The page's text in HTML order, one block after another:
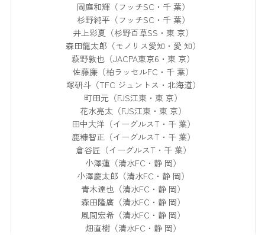
岡庭和輝（フッチSC・千 葉）
杉野純平（フッチSC・千 葉）
井上彩夏（杉野百草SS・東 京）
森田龍太郎（モノリス愛知・愛 知）
萩野敦也（JACPA東京6・東 京）
佐藤廉（柏ラッセルFC・千 葉）
塚研斗（TFC ジュントス・北海道）
町田元（FJS江東・東 京）
花水亮太（FJS江東・東 京）
田中大洋（イーグルスT・千 葉）
鹿糠智正（イーグルスT・千 葉）
倉谷匠（イーグルスT・千 葉）
小澤蓮（清水FC・静 岡）
小澤慶太郎（清水FC・静 岡）
青木達也（清水FC・静 岡）
森田隆廣（清水FC・静 岡）
風間宏希（清水FC・静 岡）
畑直樹（清水FC・静 岡）